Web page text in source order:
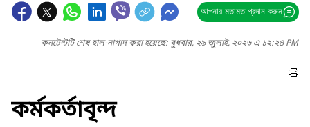
আপনার মতামত প্রদান করুন
কনটেন্টটি শেষ হাল-নাগাদ করা হয়েছে: বুধবার, ২৯ জুলাই, ২০২৬ এ ১২:২৪ PM
কর্মকর্তাবৃন্দ